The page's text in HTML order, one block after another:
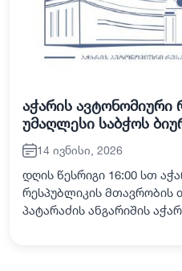
აჭარის ავტონომიური
უმაღლესი საბჭოს
ივნისის მეთოთხმეტე
14 ივნისი, 2026
დღის წესრიგი 16:00 სთ
რესპუბლიკის მთავრობის
პატარაძის ანგარიშის